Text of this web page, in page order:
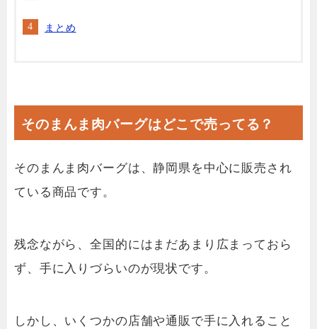
まとめ
そのまんま肉バーグはどこで売ってる？
そのまんま肉バーグは、静岡県を中心に販売され
ている商品です。
残念ながら、全国的にはまだあまり広まっておら
ず、手に入りづらいのが現状です。
しかし、いくつかの店舗や通販で手に入れること